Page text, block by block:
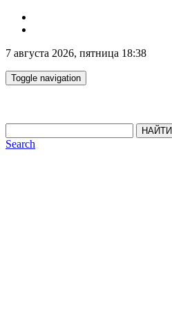
7 августа 2026, пятница 18:38
Toggle navigation
НАЙТИ
Search